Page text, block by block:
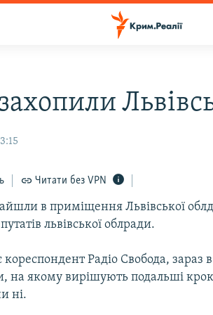
Читати без VPN
в приміщення Львівської
львівської облради.
Радіо Свобода, зараз
на якому вирішують подальші
ні.